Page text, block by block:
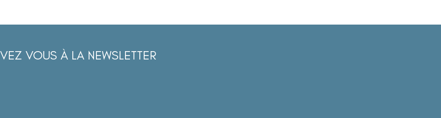
VOUS À LA NEWSLETTER